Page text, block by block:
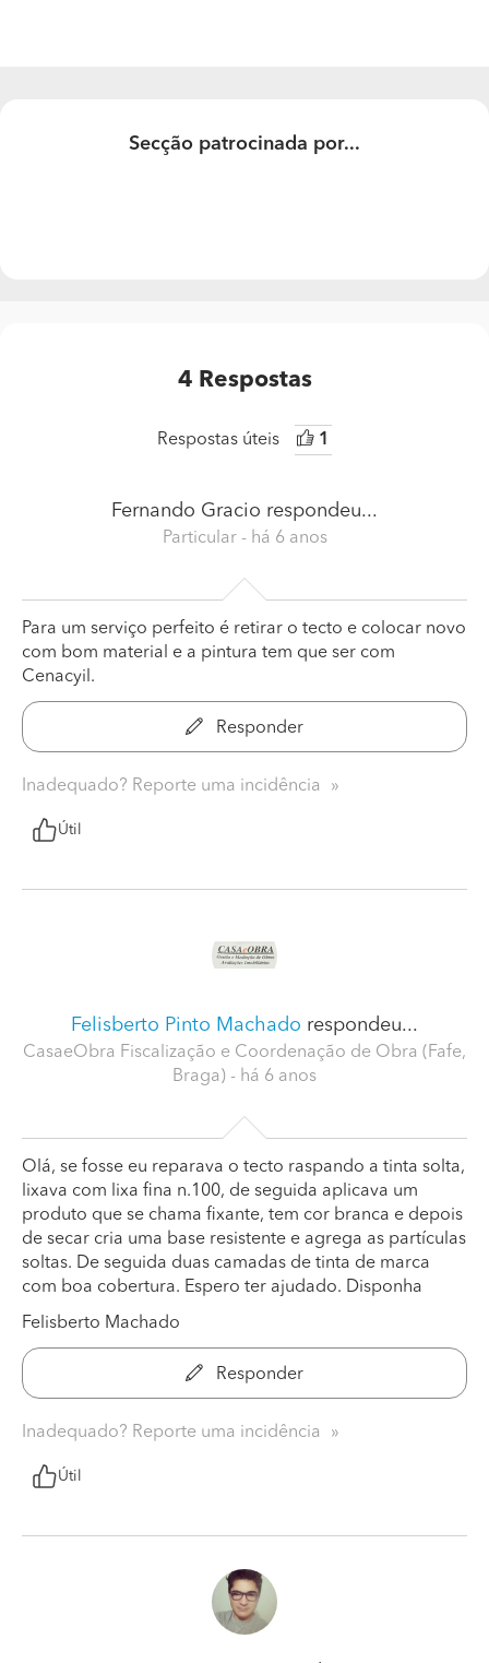
Secção patrocinada por...
4 Respostas
Respostas úteis 1
Fernando Gracio respondeu...
Particular - há 6 anos
Para um serviço perfeito é retirar o tecto e colocar novo
com bom material e a pintura tem que ser com
Cenacyil.
Responder
Inadequado? Reporte uma incidência
Útil
Felisberto Pinto Machado respondeu...
CasaeObra Fiscalização e Coordenação de Obra (Fafe,
Braga) - há 6 anos
Olá, se fosse eu reparava o tecto raspando a tinta solta,
lixava com lixa fina n.100, de seguida aplicava um
produto que se chama fixante, tem cor branca e depois
de secar cria uma base resistente e agrega as partículas
soltas. De seguida duas camadas de tinta de marca
com boa cobertura. Espero ter ajudado. Disponha
Felisberto Machado
Responder
Inadequado? Reporte uma incidência
Útil